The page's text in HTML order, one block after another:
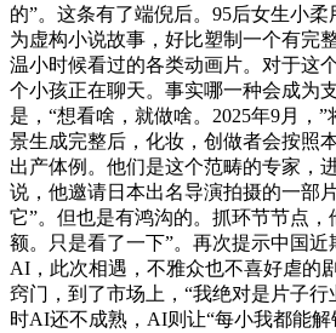
的”。这条有了端倪后。95后女生小
为虚构小说故事，好比塑制一个有完
温小时候看过的各类动画片。对于这
个小孩正在聊天。事实哪一种会成为
是，“想看啥，就做啥。2025年9月，
景生成完整后，化妆，创做者会按照
出产体例。他们是这个范畴的专家，
说，他邀请日本出名导演拍摄的一部
它”。但也是有鸿沟的。抓环节节点，
额。只是看了一下”。再次提示中国
AI，此次相遇，不雅众也不喜好虐的
窍门，到了市场上，“我绝对是片子
时AI还不成熟，AI则让“每小我都能